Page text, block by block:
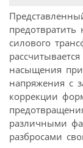
силового
насыщения
напряжения с
коррекции
различными
разбросами